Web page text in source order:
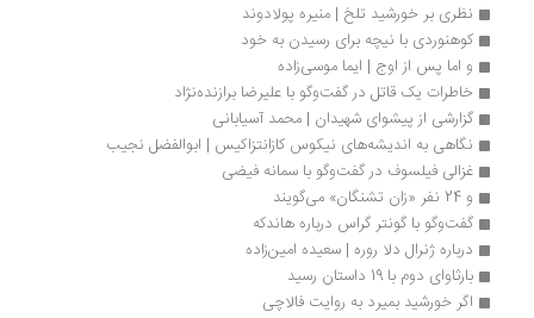
نظری بر خورشید تلخ | منیره پولادوند
کوهنوردی با نیچه برای رسیدن به خود
و اما پس از اوج | ایما موسی‌زاده
خاطرات یک قاتل در گفت‌وگو با علیرضا برازنده‌نژاد
گزارشی از پیشوای شهیدان | محمد آسیابانی
نگاهی به اندیشه‌های نیکوس کازانتزاکیس | ابوالفضل نجیب
غزالی فیلسوف در گفت‌وگو با سمانه فیضی
گفت‌‌وگو با گونتر گراس درباره هاندکه
درباره ژنرال دلا روره | سعیده امین‌زاده
بارثاوای دوم با 19 داستان رسید
اگر خورشید بمیرد به روایت فالاچی